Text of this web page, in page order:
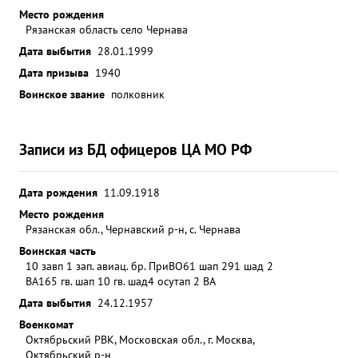
противника по шоессе КИЕВ-ВАСИЛЬков .Эту
задачу тов. ФАТКИН выполнил отлично снижаясь
до бреющего полета делая по 3-4 захода он
наносил штурмовые удары по отходящим
войскам ,в результате чего противник имел
самолетов ИЛ-2 получил задачу нанести шту
рмовой удара по укрепившемуся противнику на
рубеже ТРОСТЯНЕЦ -ПОДЛИПЦЕ мешавшему
продвижению вперед нашим наземным войскам.
с этой задачей тов. ФАТКИН справился отлично.В
результате нанесенного штурмового удара неся
большие потери в живой силе и технике,
противник был вынужден отойти на новый
22.9.44 рубеж. года тов. ФАТКИН, будучи ведущим
группы 5-ти самолетов ИЛ-2 получил задачу
нанести штурмовой удар по обороняющемуся
Место рождения
Рязанская область село Чернава
Дата выбытия 28.01.1999
Дата призыва 1940
Воинское звание полковник
Записи из БД офицеров ЦА МО РФ
Дата рождения 11.09.1918
Место рождения
Рязанская обл., Чернавский р-н, с. Чернава
Воинская часть
10 завп 1 зап. авиац. бр. ПриВО61 шап 291 шад 2
ВА165 гв. шап 10 гв. шад4 осутап 2 ВА
Дата выбытия 24.12.1957
Военкомат
Октябрьский РВК, Московская обл., г. Москва,
Октябрьский р-н